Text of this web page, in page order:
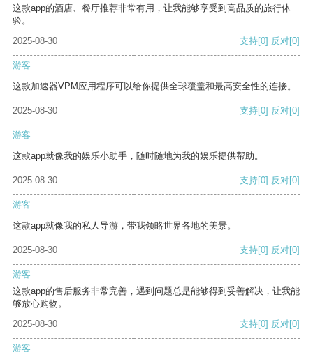
这款app的酒店、餐厅推荐非常有用，让我能够享受到高品质的旅行体
验。
2025-08-30
支持[0] 反对[0]
游客
这款加速器VPM应用程序可以给你提供全球覆盖和最高安全性的连接。
2025-08-30 支持[0] 反对[0]
游客
这款app就像我的娱乐小助手，随时随地为我的娱乐提供帮助。
2025-08-30 支持[0] 反对[0]
游客
这款app就像我的私人导游，带我领略世界各地的美景。
2025-08-30 支持[0] 反对[0]
游客
这款app的售后服务非常完善，遇到问题总是能够得到妥善解决，让我能
够放心购物。
2025-08-30
支持[0] 反对[0]
游客